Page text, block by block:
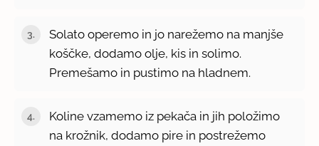
Solato operemo in jo narežemo na manjše
koščke, dodamo olje, kis in solimo.
Premešamo in pustimo na hladnem.
Koline vzamemo iz pekača in jih položimo
na krožnik, dodamo pire in postrežemo